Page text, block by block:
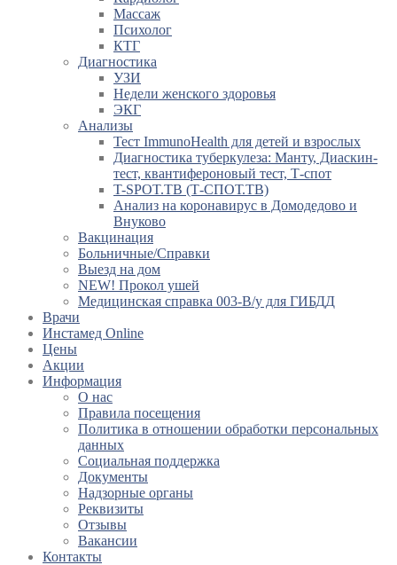
Массаж
Психолог
КТГ
Диагностика
УЗИ
Недели женского здоровья
ЭКГ
Анализы
Тест ImmunoHealth для детей и взрослых
Диагностика туберкулеза: Манту, Диаскин-
тест, квантифероновый тест, Т-спот
T-SPOT.TB (Т-СПОТ.ТВ)
Анализ на коронавирус в Домодедово и
Внуково
Вакцинация
Больничные/Справки
Выезд на дом
NEW! Прокол ушей
Медицинская справка 003-В/у для ГИБДД
Врачи
Инстамед Online
Цены
Акции
Информация
О нас
Правила посещения
Политика в отношении обработки персональных
данных
Социальная поддержка
Документы
Надзорные органы
Реквизиты
Отзывы
Вакансии
Контакты